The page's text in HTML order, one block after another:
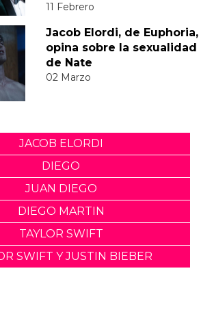
11 Febrero
Jacob Elordi, de Euphoria,
opina sobre la sexualidad
de Nate
02 Marzo
JACOB ELORDI
DIEGO
JUAN DIEGO
DIEGO MARTIN
TAYLOR SWIFT
SWIFT Y JUSTIN BIEBER